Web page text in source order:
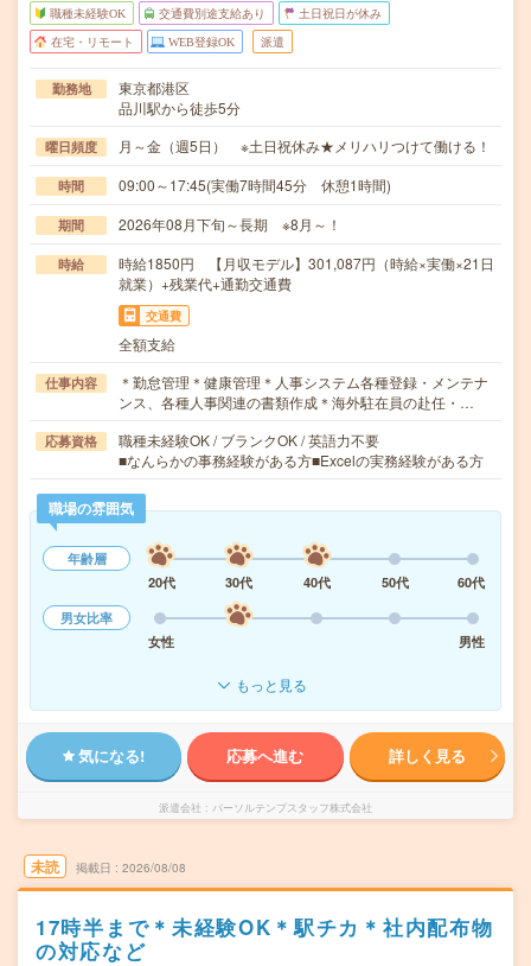
職種未経験OK 交通費別途支給あり 土日祝日が休み
在宅・リモート WEB登録OK 派遣
勤務地
東京都港区
品川駅から徒歩5分
曜日頻度 月～金（週5日） ※土日祝休み★メリハリつけて働ける！
時間 09:00～17:45(実働7時間45分 休憩1時間)
期間 2026年08月下旬～長期 ※8月～！
時給
時給1850円 【月収モデル】301,087円（時給×実働×21日
就業）+残業代+通勤交通費
交通費
全額支給
仕事内容
＊勤怠管理＊健康管理＊人事システム各種登録・メンテナ
ンス、各種人事関連の書類作成＊海外駐在員の赴任・…
応募資格
職種未経験OK / ブランクOK / 英語力不要
■なんらかの事務経験がある方■Excelの実務経験がある方
職場の雰囲気
年齢層
20代
30代 40代 50代
60代
男女比率
女性
男性
もっと見る
気になる! 応募へ進む 詳しく見る
派遣会社 パーソルテンプスタッフ株式会社
未読 掲載日 2026/08/08
17時半まで＊未経験OK＊駅チカ＊社内配布物
の対応など